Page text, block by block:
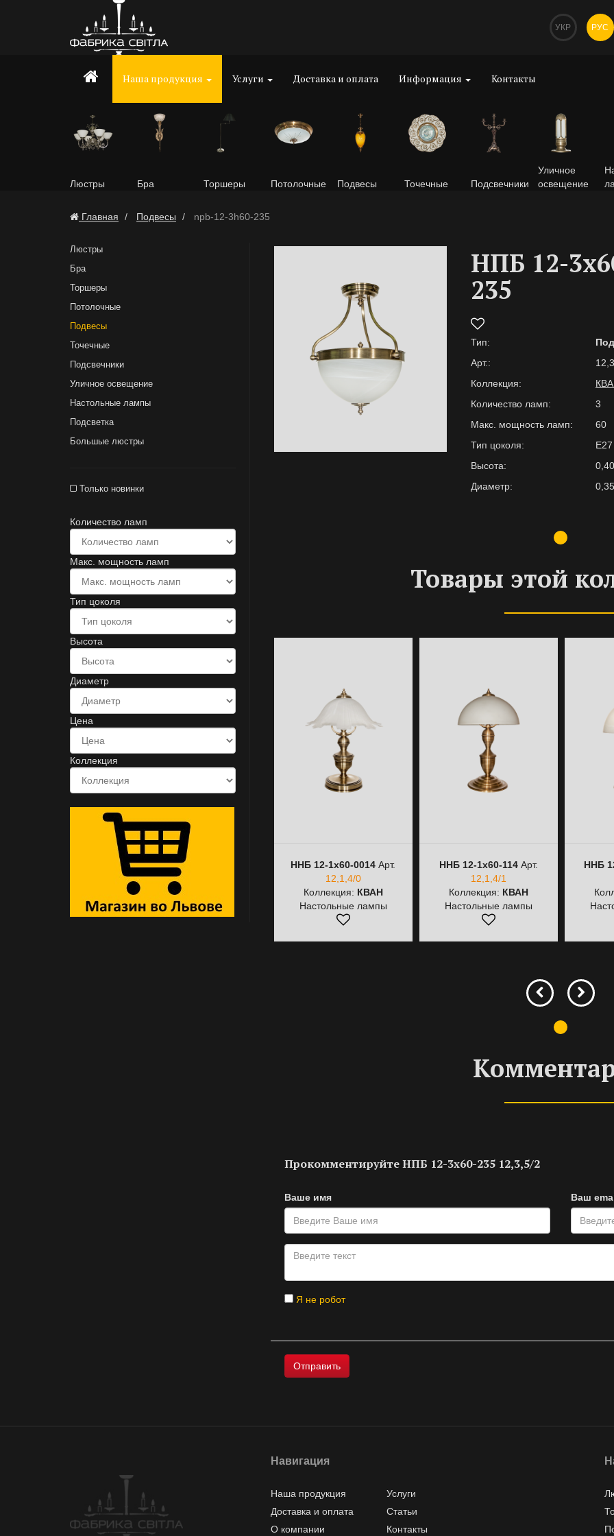
УКР РУС
Наша продукция Услуги Доставка и оплата Информация Контакты
Люстры Бра Торшеры Потолочные Подвесы Точечные Подсвечники
Уличное
освещение
Главная Подвесы npb-12-3h60-235
Люстры
Бра
Торшеры
Потолочные
Подвесы
Точечные
Подсвечники
Уличное освещение
Настольные лампы
Подсветка
Большые люстры
Только новинки
Количество ламп
Макс. мощность ламп
Тип цоколя
Высота
Диаметр
Цена
Коллекция
НПБ 12-
235
Тип:
Арт.:
Коллекция:
Количество ламп:
3
Макс. мощность ламп:
60
Тип цоколя:
E27
Высота:
0,40
Диаметр:
0,35
Товары этой
ННБ 12-1х60-0014 Арт.
12,1,4/0
Коллекция: КВАН
Настольные лампы
ННБ 12-1х60-114Арт.
12,1,4/1
Коллекция: КВАН
Настольные лампы
ННБ
Прокомментируйте НПБ 12-3х60-235 12,3,5/2
Ваше имя Ваш
Я не робот
Навигация
Наша продукция
Услуги
Доставка и оплата
Статьи
О компании
Контакты